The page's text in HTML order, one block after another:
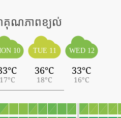
ណ៍គុណភាពខ្យល់
10
17°C
TUE 11
36°C
18°C
WED 12
33°C
16°C